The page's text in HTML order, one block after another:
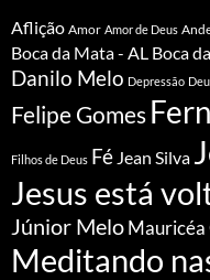
Aflição Amor Amor de Deus
Boca da Mata - AL Boca
Danilo Melo Depressão
Felipe Gomes
Filhos de Deus Fé Jean Silva
Jesus está
Júnior Melo Mauricéa
Meditando